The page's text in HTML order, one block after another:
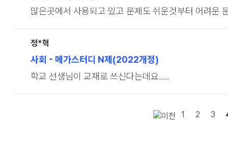
많은곳에서 사용되고 있고 문제도 쉬운것부터 어려운
정*혁
사회 - 메가스터디 N제(2022개정)
학교 선생님이 교재로 쓰신다는데요.....
1 2 3